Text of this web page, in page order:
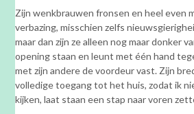
Zijn wenkbrauwen fronsen en heel even
verbazing, misschien zelfs
maar dan zijn ze alleen nog maar donker
opening staan en leunt met één hand
met zijn andere de voordeur vast. Zijn
volledige toegang tot het huis, zodat ik
kijken, laat staan een stap naar voren